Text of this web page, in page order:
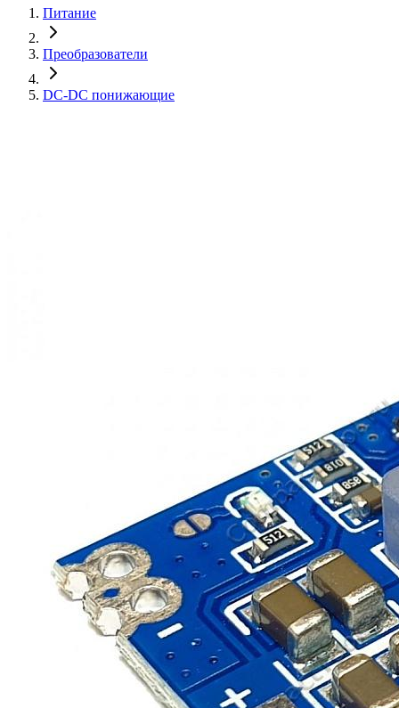
Питание
Преобразователи
DC-DC понижающие